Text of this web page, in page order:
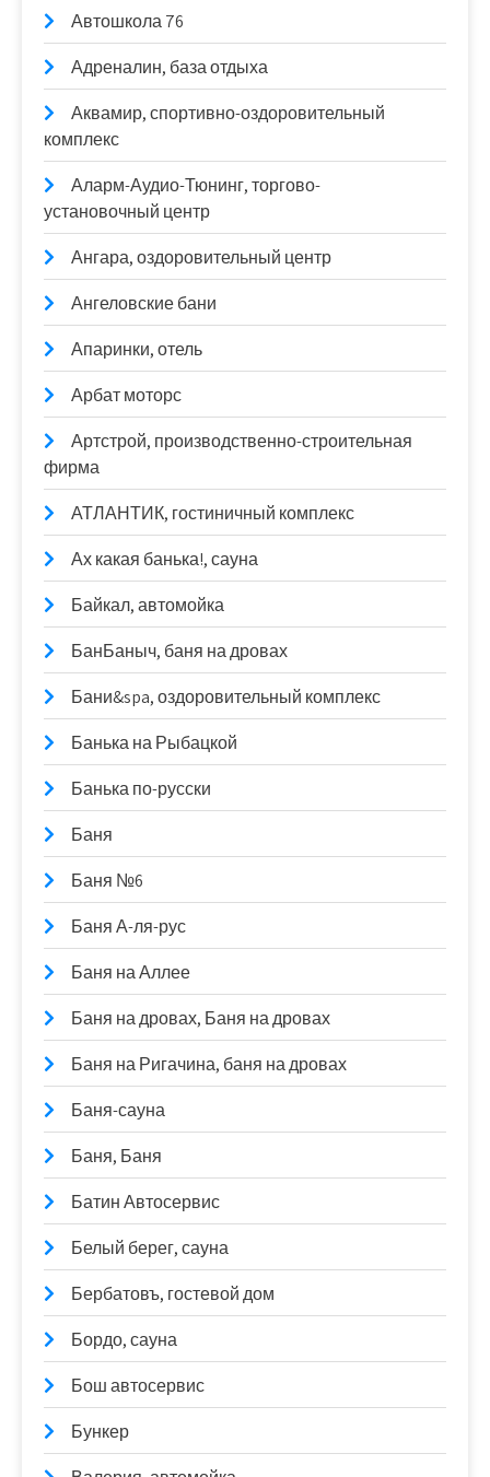
Автошкола 76
Адреналин, база отдыха
Аквамир, спортивно-оздоровительный
комплекс
Аларм-Аудио-Тюнинг, торгово-
установочный центр
Ангара, оздоровительный центр
Ангеловские бани
Апаринки, отель
Арбат моторс
Артстрой, производственно-строительная
фирма
АТЛАНТИК, гостиничный комплекс
Ах какая банька!, сауна
Байкал, автомойка
БанБаныч, баня на дровах
Бани&spa, оздоровительный комплекс
Банька на Рыбацкой
Банька по-русски
Баня
Баня №6
Баня А-ля-рус
Баня на Аллее
Баня на дровах, Баня на дровах
Баня на Ригачина, баня на дровах
Баня-сауна
Баня, Баня
Батин Автосервис
Белый берег, сауна
Бербатовъ, гостевой дом
Бордо, сауна
Бош автосервис
Бункер